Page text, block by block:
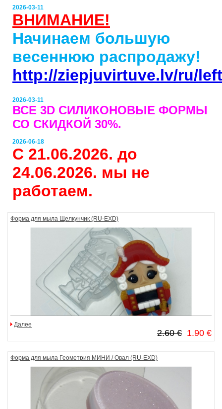
2026-03-11
ВНИМАНИЕ!
Начинаем большую
весеннюю распродажу!
http://ziepjuvirtuve.lv/ru/
2026-03-11
ВСЕ 3D СИЛИКОНОВЫЕ ФОРМЫ
СО СКИДКОЙ 30%.
2026-06-18
С 21.06.2026. до
24.06.2026. мы не
работаем.
Форма для мыла Щелкунчик (RU-EXD)
Далее
1.90 €
2.60 €
Форма для мыла Геометрия МИНИ / Овал (RU-EXD)